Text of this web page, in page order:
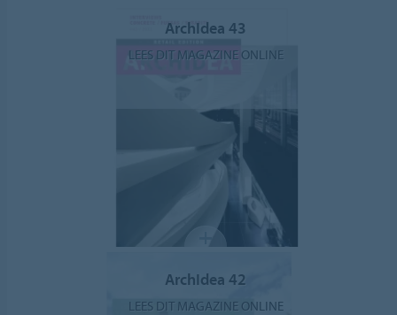
ArchIdea 43
LEES DIT MAGAZINE ONLINE
ArchIdea 42
LEES DIT MAGAZINE ONLINE